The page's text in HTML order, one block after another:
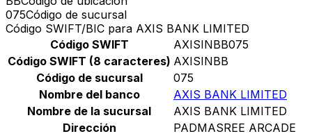
075Código de sucursal
Código SWIFT/BIC para AXIS BANK LIMITED
Código SWIFT
AXISINBB075
Código SWIFT (8 caracteres) AXISINBB
Código de sucursal
075
Nombre del banco
AXIS BANK LIMITED
Nombre de la sucursal
AXIS BANK LIMITED
Dirección
PADMASREE ARCADE